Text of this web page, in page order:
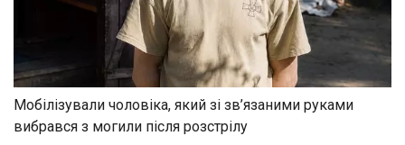
Мобілізували чоловіка, який зі зв’язаними руками
вибрався з могили після розстрілу